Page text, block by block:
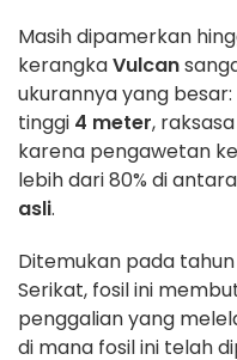
Masih dipamerkan
kerangkaVulcan
ukurannya yang
tinggi 4 meter,
karena pengawetan
lebih dari 80% di
asli.
Ditemukan pada
Serikat, fosil ini
penggalian yang
di mana fosil ini telah